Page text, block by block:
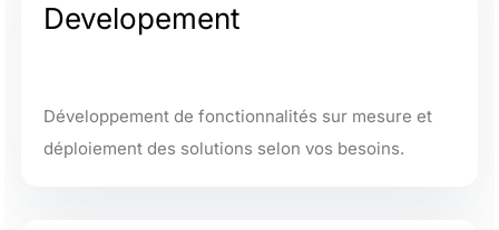
Developement
Développement de fonctionnalités sur mesure et
déploiement des solutions selon vos besoins.